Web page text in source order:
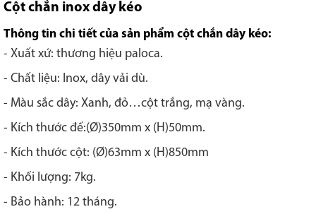
Cột chắn inox dây kéo
Thông tin chi tiết của sản phẩm cột chắn dây kéo:
- Xuất xứ: thương hiệu paloca.
- Chất liệu: Inox, dây vải dù.
- Màu sắc dây: Xanh, đỏ…cột trắng, mạ vàng.
- Kích thước đế:(Ø)350mm x (H)50mm.
- Kích thước cột: (Ø)63mm x (H)850mm
- Khối lượng: 7kg.
- Bảo hành: 12 tháng.